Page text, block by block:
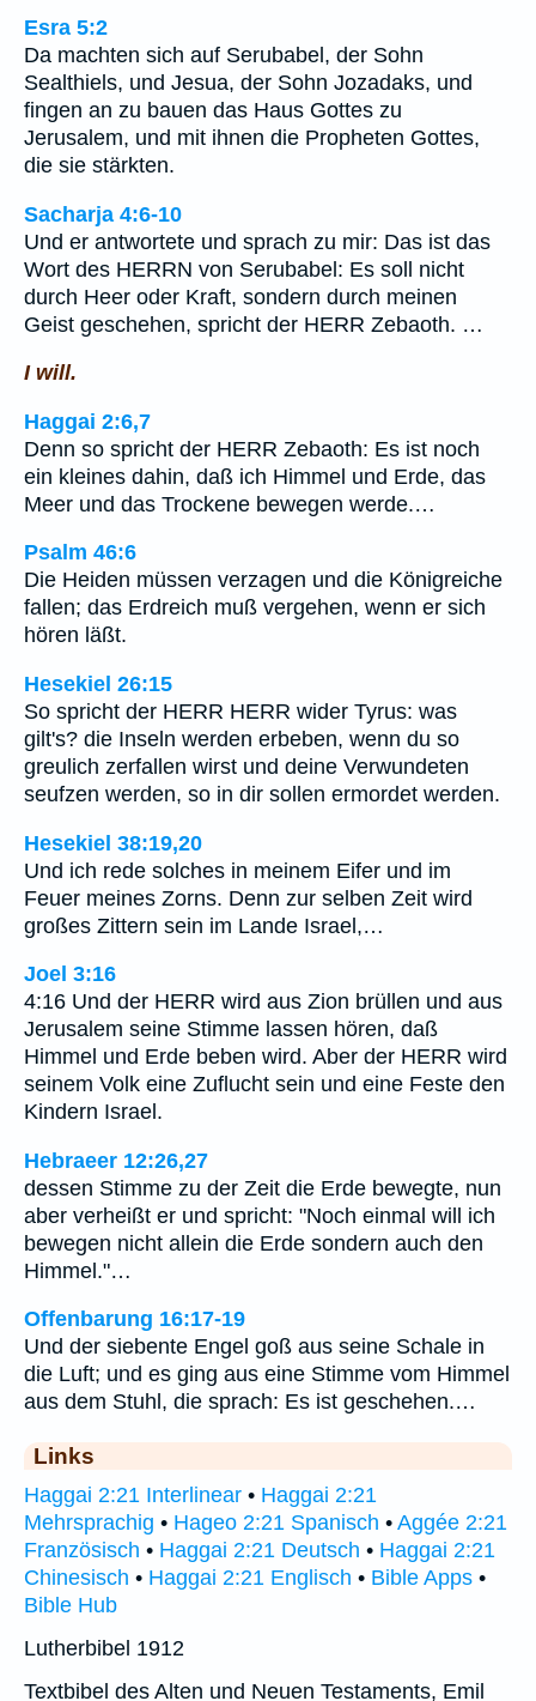
Esra 5:2
Da machten sich auf Serubabel, der Sohn
Sealthiels, und Jesua, der Sohn Jozadaks, und
fingen an zu bauen das Haus Gottes zu
Jerusalem, und mit ihnen die Propheten Gottes,
die sie stärkten.
Sacharja 4:6-10
Und er antwortete und sprach zu mir: Das ist das
Wort des HERRN von Serubabel: Es soll nicht
durch Heer oder Kraft, sondern durch meinen
Geist geschehen, spricht der HERR Zebaoth. …
I will.
Haggai 2:6,7
Denn so spricht der HERR Zebaoth: Es ist noch
ein kleines dahin, daß ich Himmel und Erde, das
Meer und das Trockene bewegen werde.…
Psalm 46:6
Die Heiden müssen verzagen und die Königreiche
fallen; das Erdreich muß vergehen, wenn er sich
hören läßt.
Hesekiel 26:15
So spricht der HERR HERR wider Tyrus: was
gilt's? die Inseln werden erbeben, wenn du so
greulich zerfallen wirst und deine Verwundeten
seufzen werden, so in dir sollen ermordet werden.
Hesekiel 38:19,20
Und ich rede solches in meinem Eifer und im
Feuer meines Zorns. Denn zur selben Zeit wird
großes Zittern sein im Lande Israel,…
Joel 3:16
4:16 Und der HERR wird aus Zion brüllen und aus
Jerusalem seine Stimme lassen hören, daß
Himmel und Erde beben wird. Aber der HERR wird
seinem Volk eine Zuflucht sein und eine Feste den
Kindern Israel.
Hebraeer 12:26,27
dessen Stimme zu der Zeit die Erde bewegte, nun
aber verheißt er und spricht: "Noch einmal will ich
bewegen nicht allein die Erde sondern auch den
Himmel."…
Offenbarung 16:17-19
Und der siebente Engel goß aus seine Schale in
die Luft; und es ging aus eine Stimme vom Himmel
aus dem Stuhl, die sprach: Es ist geschehen.…
Links
Haggai 2:21 Interlinear • Haggai 2:21
Mehrsprachig • Hageo 2:21 Spanisch • Aggée 2:21
Französisch • Haggai 2:21 Deutsch • Haggai 2:21
Chinesisch • Haggai 2:21 Englisch • Bible Apps •
Bible Hub
Lutherbibel 1912
Textbibel des Alten und Neuen Testaments, Emil